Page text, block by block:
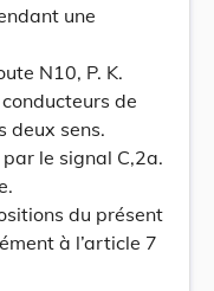
une
N10, P. K.
de
deux sens.
le signal C,2a.
du présent
à l’article 7